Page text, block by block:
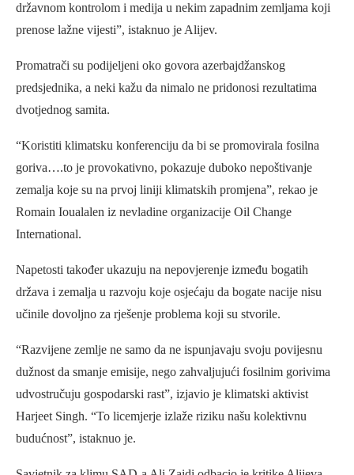
državnom kontrolom i medija u nekim zapadnim zemljama koji
prenose lažne vijesti”, istaknuo je Alijev.
Promatrači su podijeljeni oko govora azerbajdžanskog
predsjednika, a neki kažu da nimalo ne pridonosi rezultatima
dvotjednog samita.
“Koristiti klimatsku konferenciju da bi se promovirala fosilna
goriva….to je provokativno, pokazuje duboko nepoštivanje
zemalja koje su na prvoj liniji klimatskih promjena”, rekao je
Romain Ioualalen iz nevladine organizacije Oil Change
International.
Napetosti također ukazuju na nepovjerenje između bogatih
država i zemalja u razvoju koje osjećaju da bogate nacije nisu
učinile dovoljno za rješenje problema koji su stvorile.
“Razvijene zemlje ne samo da ne ispunjavaju svoju povijesnu
dužnost da smanje emisije, nego zahvaljujući fosilnim gorivima
udvostručuju gospodarski rast”, izjavio je klimatski aktivist
Harjeet Singh. “To licemjerje izlaže riziku našu kolektivnu
budućnost”, istaknuo je.